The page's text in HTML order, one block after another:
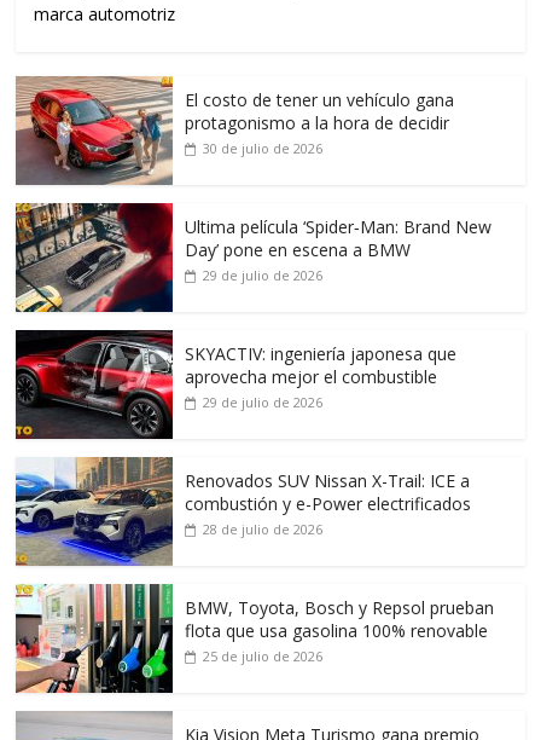
marca automotriz
El costo de tener un vehículo gana
protagonismo a la hora de decidir
30 de julio de 2026
Ultima película ‘Spider‑Man: Brand New
Day’ pone en escena a BMW
29 de julio de 2026
SKYACTIV: ingeniería japonesa que
aprovecha mejor el combustible
29 de julio de 2026
Renovados SUV Nissan X-Trail: ICE a
combustión y e-Power electrificados
28 de julio de 2026
BMW, Toyota, Bosch y Repsol prueban
flota que usa gasolina 100% renovable
25 de julio de 2026
Kia Vision Meta Turismo gana premio